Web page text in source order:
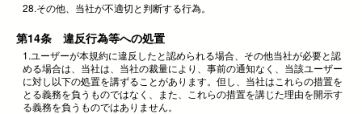
28.その他、当社が不適切と判断する行為。
第14条 違反行為等への処置
1.ユーザーが本規約に違反したと認められる場合、その他当社が必要と認
める場合は、当社は、当社の裁量により、事前の通知なく、当該ユーザー
に対し以下の処置を講ずることがあります。但し、当社はこれらの措置を
とる義務を負うものではなく、また、これらの措置を講じた理由を開示す
る義務を負うものではありません。